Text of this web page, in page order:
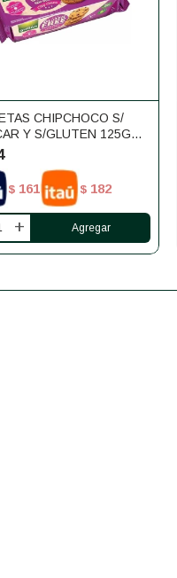
CHIPCHOCO S/
Y S/GLUTEN 125GR
$ 161 $ 182
+